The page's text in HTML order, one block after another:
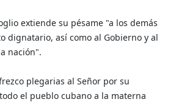
extiende su pésame "a los demás
dignatario, así como al Gobierno y al
nación".
plegarias al Señor por su
el pueblo cubano a la materna